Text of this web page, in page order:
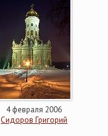
4 февраля 2006
Сидоров Григорий